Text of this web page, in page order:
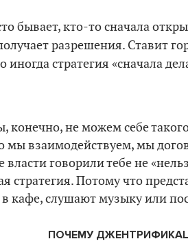
бывает, кто-то сначала
разрешения. Ставит
иногда стратегия «сначала
конечно, не можем себе
мы взаимодействуем, мы
говорили тебе не
стратегия. Потому что
кафе, слушают музыку или
ПОЧЕМУ